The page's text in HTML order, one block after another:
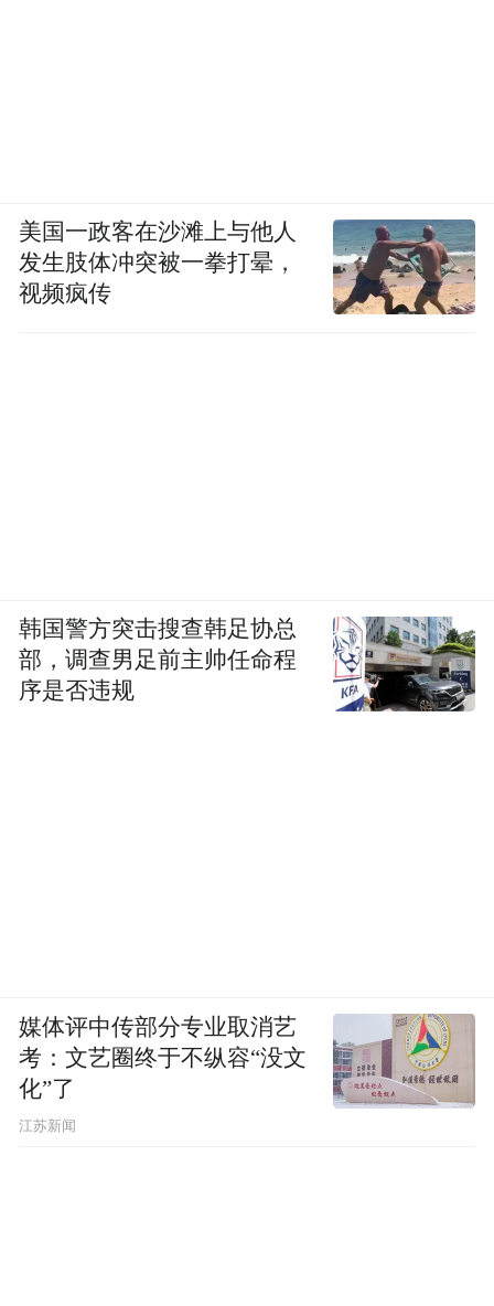
美国一政客在沙滩上与他人
发生肢体冲突被一拳打晕，
视频疯传
韩国警方突击搜查韩足协总
部，调查男足前主帅任命程
序是否违规
媒体评中传部分专业取消艺
考：文艺圈终于不纵容“没文
化”了
江苏新闻